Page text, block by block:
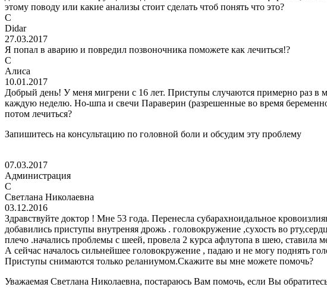
этому поводу или какие анализы стоит сделать чтоб понять что это?
C
Didar
27.03.2017
Я попал в аварию и повредил позвоночника поможете как лечиться!?
C
Алиса
10.01.2017
Добрый день! У меня мигрени с 16 лет. Приступы случаются примерно раз
каждую неделю. Но-шпа и свечи Параверин (разрешенные во время
потом лечиться?
Запишитесь на консультацию по головной боли и обсудим эту проблему
07.03.2017
Администрация
C
Светлана Николаевна
03.12.2016
Здравствуйте доктор ! Мне 53 года. Перенесла субарахноидальное
добавились приступы внутреняя дрожь . головокружение ,сухость во
плечо .начались проблемы с шеей, провела 2 курса афлутопа в шею, ставила
А сейчас началось сильнейшее головокружение , падаю и не могу поднять
Приступы снимаются только реланиумом.Скажите вы мне можете помочь?
Уважаемая Светлана Николаевна, постараюсь Вам помочь, если Вы